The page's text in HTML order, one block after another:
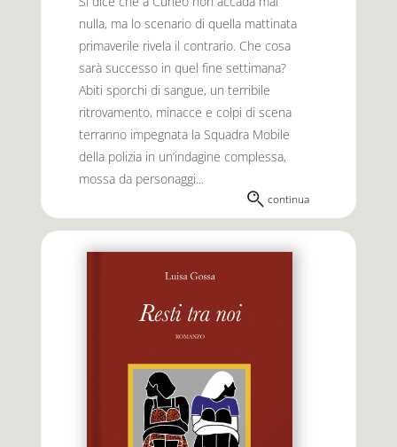
nulla, ma lo scenario di quella mattinata
primaverile rivela il contrario. Che cosa
sarà successo in quel fine settimana?
Abiti sporchi di sangue, un terribile
ritrovamento, minacce e colpi di scena
terranno impegnata la Squadra Mobile
della polizia in un’indagine complessa,
mossa da personaggi...
continua